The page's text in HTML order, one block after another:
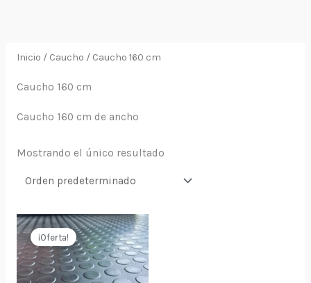
Inicio / Caucho / Caucho 160 cm
Caucho 160 cm
Caucho 160 cm de ancho
Mostrando el único resultado
¡Oferta!